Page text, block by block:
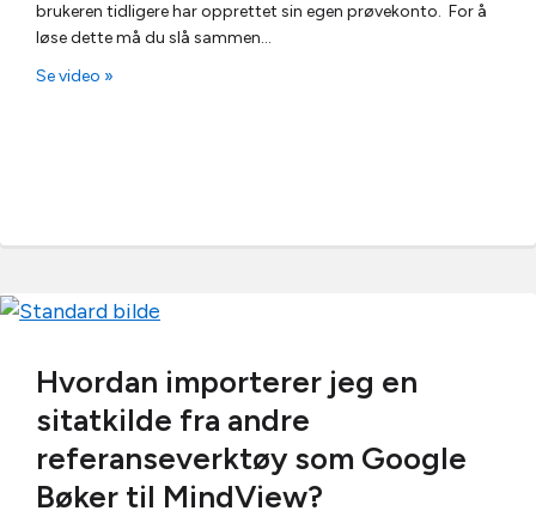
brukeren tidligere har opprettet sin egen prøvekonto. For å
løse dette må du slå sammen…
Se video »
Hvordan importerer jeg en
sitatkilde fra andre
referanseverktøy som Google
Bøker til MindView?